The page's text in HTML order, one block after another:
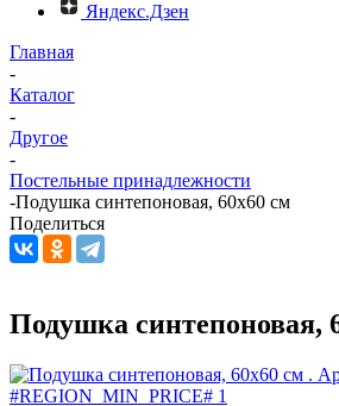
Яндекс.Дзен
Главная
-
Каталог
-
Другое
-
Постельные принадлежности
-Подушка синтепоновая, 60х60 см
Поделиться
Подушка синтепоновая,